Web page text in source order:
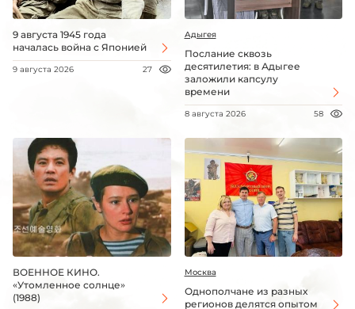
9 августа 1945 года
началась война с Японией
9 августа 2026 27
Адыгея
Послание сквозь
десятилетия: в Адыгее
заложили капсулу
времени
8 августа 2026 58
ВОЕННОЕ КИНО.
«Утомленное солнце»
(1988)
Москва
Однополчане из разных
регионов делятся опытом